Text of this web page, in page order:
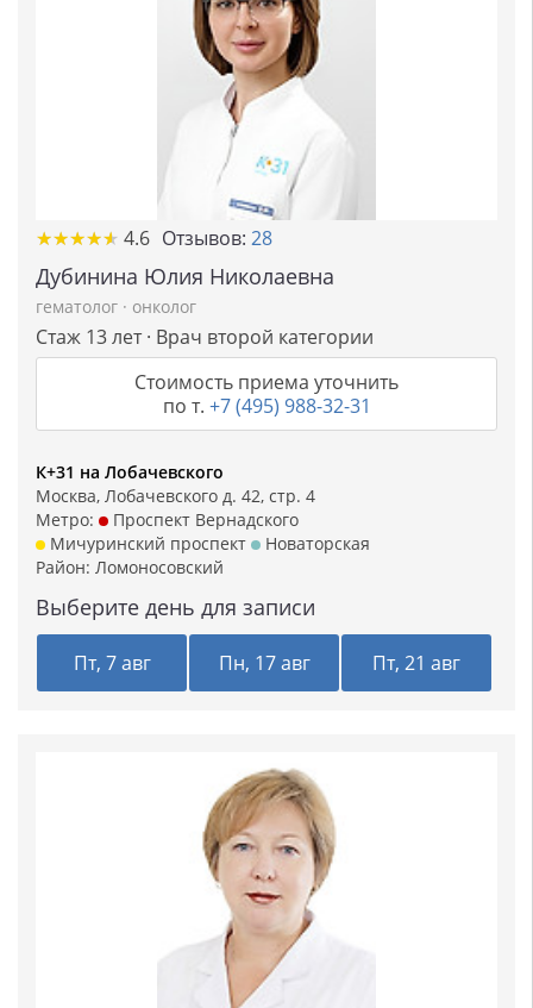
★★★★★
★★★★★ 4.6 Отзывов: 28
Дубинина Юлия Николаевна
гематолог · онколог
Стаж 13 лет · Врач второй категории
Стоимость приема уточнить
по т. +7 (495) 988-32-31
К+31 на Лобачевского
Москва, Лобачевского д. 42, стр. 4
Метро:
Проспект Вернадского
Мичуринский проспект
Новаторская
Район: Ломоносовский
Выберите день для записи
Пт, 7 авг Пн, 17 авг Пт, 21 авг